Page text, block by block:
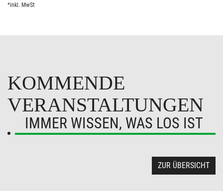
*inkl. MwSt
KOMMENDE
VERANSTALTUNGEN
IMMER WISSEN, WAS LOS IST
ZUR ÜBERSICHT